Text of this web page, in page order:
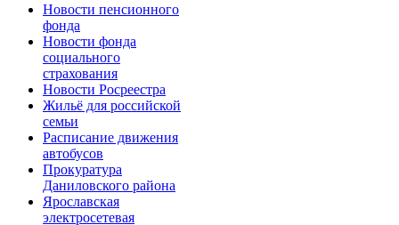
Новости пенсионного
фонда
Новости фонда
социального
страхования
Новости Росреестра
Жильё для российской
семьи
Расписание движения
автобусов
Прокуратура
Даниловского района
Ярославская
электросетевая